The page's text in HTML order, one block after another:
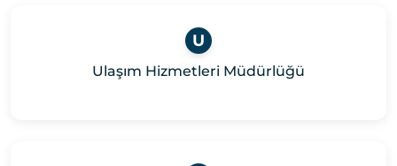
U
Ulaşım Hizmetleri Müdürlüğü